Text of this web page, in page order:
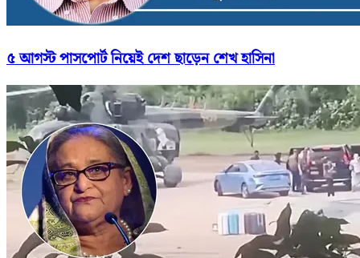
৫ আগস্ট পাসপোর্ট নিয়েই দেশ ছাড়েন শেখ হাসিনা